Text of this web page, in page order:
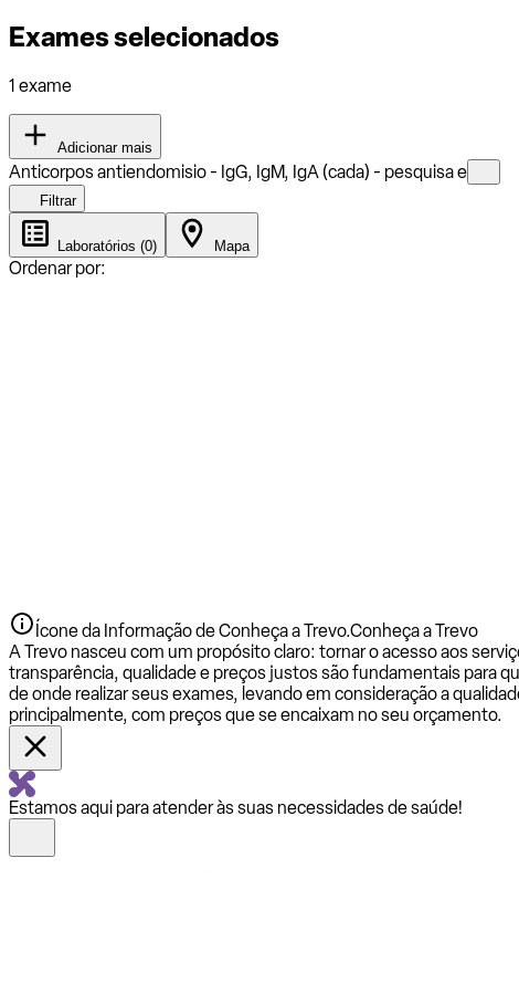
Exames selecionados
1 exame
Adicionar mais
Anticorpos antiendomisio - IgG, IgM, IgA (cada) - pesquisa e
Filtrar
Laboratórios (0) Mapa
Ordenar por:
Ícone da Informação de Conheça a Trevo.Conheça a Trevo
A Trevo nasceu com um propósito claro: tornar o acesso aos
transparência, qualidade e preços justos são fundamentais para
de onde realizar seus exames, levando em consideração a
principalmente, com preços que se encaixam no seu orçamento.
Estamos aqui para atender às suas necessidades de saúde!